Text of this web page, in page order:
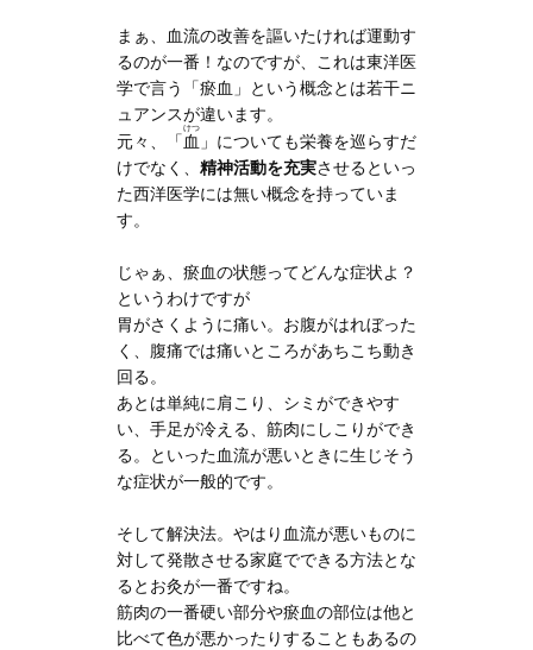
まぁ、血流の改善を謳いたければ運動す
るのが一番！なのですが、これは東洋医
学で言う「瘀血」という概念とは若干ニ
ュアンスが違います。
元々、「 血
けつ
」についても栄養を巡らすだ
けでなく、 精神活動を充実させるといっ
た西洋医学には無い概念を持っていま
す。
じゃぁ、瘀血の状態ってどんな症状よ？
というわけですが
胃がさくように痛い。お腹がはれぼった
く、腹痛では痛いところがあちこち動き
回る。
あとは単純に肩こり、シミができやす
い、手足が冷える、筋肉にしこりができ
る。といった血流が悪いときに生じそう
な症状が一般的です。
そして解決法。やはり血流が悪いものに
対して発散させる家庭でできる方法とな
るとお灸が一番ですね。
筋肉の一番硬い部分や瘀血の部位は他と
比べて色が悪かったりすることもあるの